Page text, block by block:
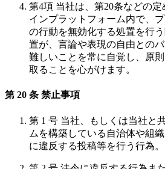
第4項 当社は、第20条などの
インプラットフォーム内で、
の行動を無効化する処置を行
置が、言論や表現の自由との
難しいことを常に自覚し、原
取ることを心がけます。
第 20 条 禁止事項
第 1 号 当社、もしくは当社と
ムを構築している自治体や組
に違反する投稿等を行う行為。